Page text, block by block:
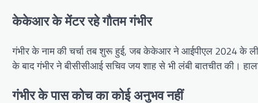
केकेआर के मेंटर रहे गौतम गंभीर
गंभीर के नाम की चर्चा तब शुरू हुई, जब केकेआर ने आईपीएल 2024 के लीग
के बाद गंभीर ने बीसीसीआई सचिव जय शाह से भी लंबी बातचीत की।
गंभीर के पास कोच का कोई अनुभव नहीं